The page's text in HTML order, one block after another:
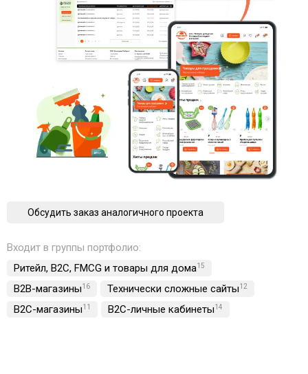
Обсудить заказ аналогичного проекта
Входит в группы портфолио:
Ритейл, B2C, FMCG и товары для дома15
B2B-магазины16 Технически сложные сайты12
B2C-магазины11 B2C-личные кабинеты14